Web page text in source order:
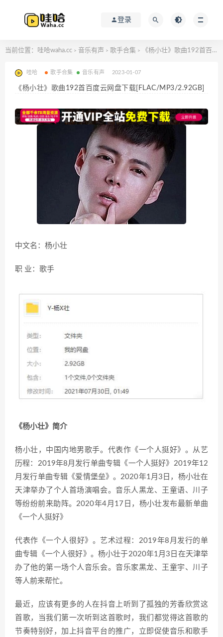
登录
当前位置： 哇哈waha.cc > 音乐有声 > 歌手合集 > 《杨小壮》歌曲192首百度云网盘下载[FLAC/MP3/2.92GB]
哇哈 歌手合集 音乐有声 2023-01-07
《杨小壮》歌曲192首百度云网盘下载[FLAC/MP3/2.92GB]
中文名：杨小壮
职 业：歌手
《杨小壮》简介
杨小壮，中国内地男歌手。代表作《一个人挺好》。从艺
历程：2019年8月发行单曲专辑《一个人挺好》2019年12
月发行单曲专辑《爱情堡垒》。2020年1月3日，杨小壮在
天津举办了个人首场演唱会。音乐人黑龙、王童语、川子
等纷纷前来助阵。2020年4月17日，杨小壮发布最新单曲
《一个人挺好》
代表作《一个人很好》。艺术过程：2019年8月发行的单
曲专辑《一个人很好》。杨小壮于2020年1月3日在天津举
办了他的第一场个人音乐会。音乐家黑龙、王童宇、川子
等人前来帮忙。
最近，应该有更多的人在抖音上听到了孤独的芳香欣赏这
首歌，当我们第一次听到这首歌时，我们都觉得这首歌的
节奏特别好，加上抖音平台的推广，立即促使音乐和歌手